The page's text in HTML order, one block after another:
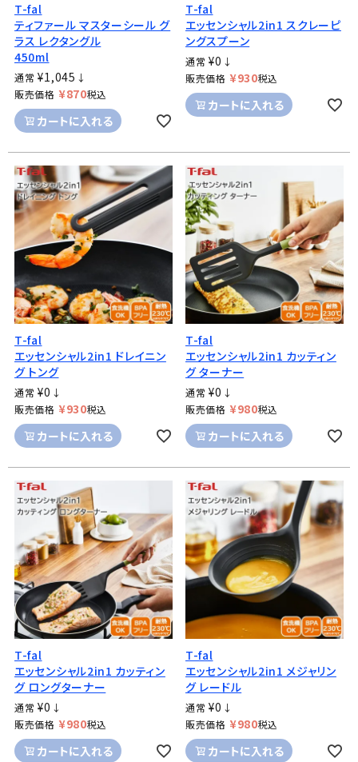
T-fal
ティファール マスターシール グ
ラス レクタングル
450ml
通常 ¥1,045 ↓
販売価格 ¥870税込
カートに入れる
T-fal
エッセンシャル2in1 スクレーピ
ングスプーン
通常 ¥0 ↓
販売価格 ¥930税込
カートに入れる
T-fal
エッセンシャル2in1 ドレイニン
グ トング
通常 ¥0 ↓
販売価格 ¥930税込
カートに入れる
T-fal
エッセンシャル2in1 カッティン
グ ターナー
通常 ¥0 ↓
販売価格 ¥980税込
カートに入れる
T-fal
エッセンシャル2in1 カッティン
グ ロングターナー
通常 ¥0 ↓
販売価格 ¥980税込
カートに入れる
T-fal
エッセンシャル2in1 メジャリン
グ レードル
通常 ¥0 ↓
販売価格 ¥980税込
カートに入れる